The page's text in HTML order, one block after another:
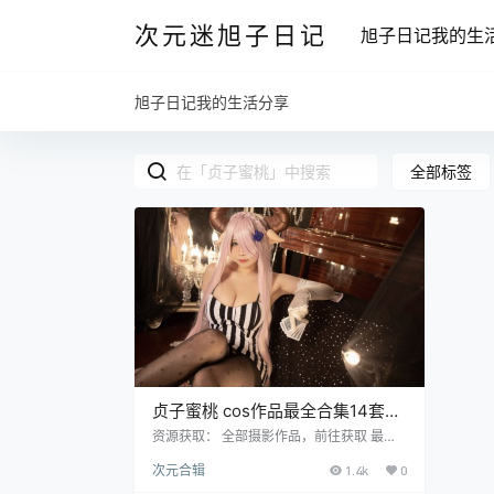
次元迷旭子日记 旭子日记我的生
旭子日记我的生活分享
全部标签
贞子蜜桃 cos作品最全合集14套持
续更新
资源获取： 全部摄影作品，前往获取 最新
最新更新作品合集点我下载
次元合辑 1.4k 0